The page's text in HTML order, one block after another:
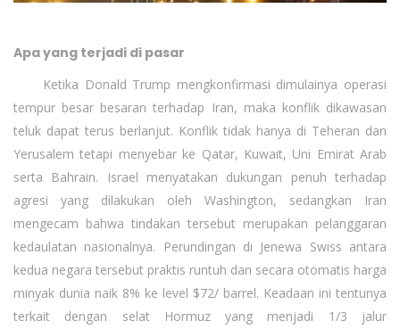
Apa yang terjadi di pasar
Ketika Donald Trump mengkonfirmasi dimulainya operasi
tempur besar besaran terhadap Iran, maka konflik dikawasan
teluk dapat terus berlanjut. Konflik tidak hanya di Teheran dan
Yerusalem tetapi menyebar ke Qatar, Kuwait, Uni Emirat Arab
serta Bahrain. Israel menyatakan dukungan penuh terhadap
agresi yang dilakukan oleh Washington, sedangkan Iran
mengecam bahwa tindakan tersebut merupakan pelanggaran
kedaulatan nasionalnya. Perundingan di Jenewa Swiss antara
kedua negara tersebut praktis runtuh dan secara otomatis harga
minyak dunia naik 8% ke level $72/ barrel. Keadaan ini tentunya
terkait dengan selat Hormuz yang menjadi 1/3 jalur